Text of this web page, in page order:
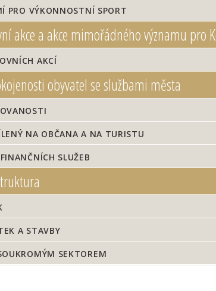
PRO VÝKONNOSTNÍ SPORT
akce a akce mimořádného významu pro
AKCÍ
obyvatel se službami města
NA OBČANA A NA TURISTU
SLUŽEB
A STAVBY
SEKTOREM